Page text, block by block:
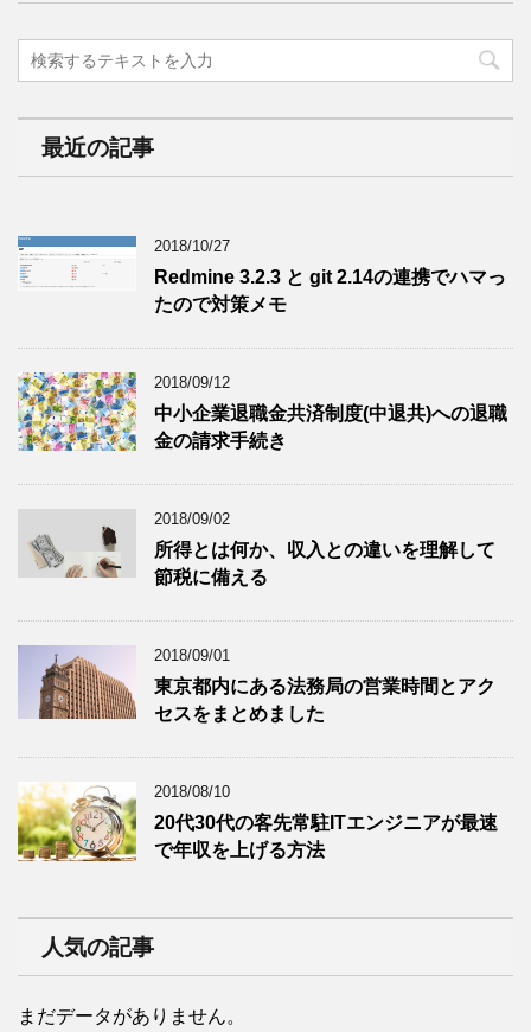
最近の記事
2018/10/27
Redmine 3.2.3 と git 2.14の連携でハマっ
たので対策メモ
2018/09/12
中小企業退職金共済制度(中退共)への退職
金の請求手続き
2018/09/02
所得とは何か、収入との違いを理解して
節税に備える
2018/09/01
東京都内にある法務局の営業時間とアク
セスをまとめました
2018/08/10
20代30代の客先常駐ITエンジニアが最速
で年収を上げる方法
人気の記事
まだデータがありません。